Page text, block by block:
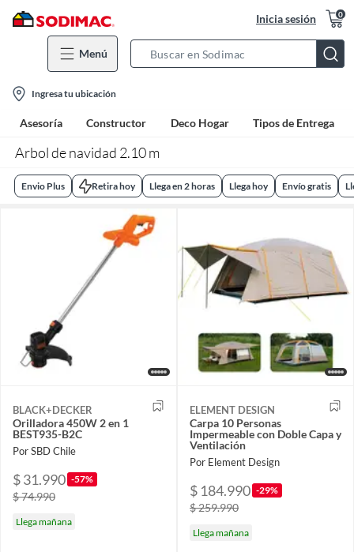
Inicia sesión 0
Menú
Bar
location-
icon
Ingresa tu ubicación
Asesoría Constructor Deco Hogar Tipos de Entrega
Arbol de navidad 2.10 m
Envio Plus Retira hoy Llega en 2 horas Llega hoy Envío gratis
BLACK+DECKER
Orilladora 450W 2 en 1
BEST935-B2C
Por SBD Chile
$ 31.990 -57%
$ 74.990
Llega mañana
ELEMENT DESIGN
Carpa 10 Personas
Impermeable con Doble Capa y
Ventilación
Por Element Design
$ 184.990 -29%
$ 259.990
Llega mañana